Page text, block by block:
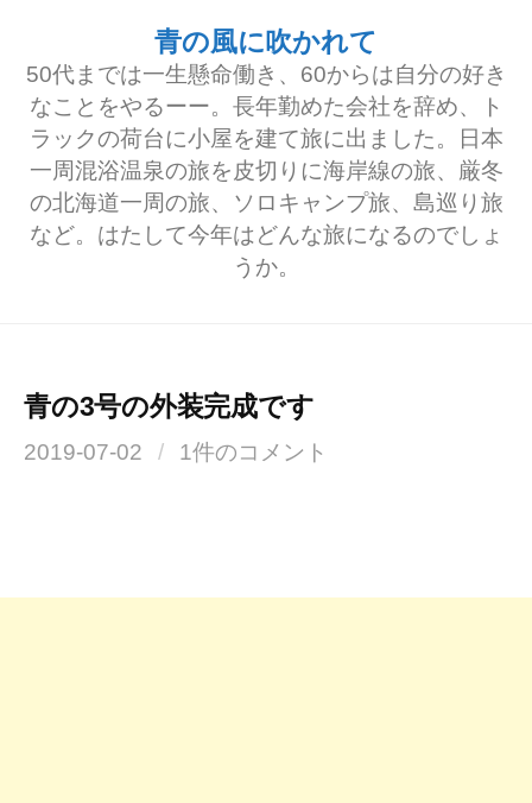
青の風に吹かれて
50代までは一生懸命働き、60からは自分の好き
なことをやるーー。長年勤めた会社を辞め、ト
ラックの荷台に小屋を建て旅に出ました。日本
一周混浴温泉の旅を皮切りに海岸線の旅、厳冬
の北海道一周の旅、ソロキャンプ旅、島巡り旅
など。はたして今年はどんな旅になるのでしょ
うか。
青の3号の外装完成です
2019-07-02 / 1件のコメント